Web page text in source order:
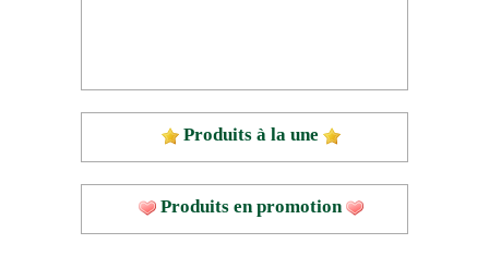
Produits à la une
Produits en promotion